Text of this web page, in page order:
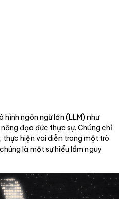
hình ngôn ngữ lớn (LLM) như
đạo đức thực sự. Chúng chỉ
thực hiện vai diễn trong một trò
là một sự hiểu lầm nguy